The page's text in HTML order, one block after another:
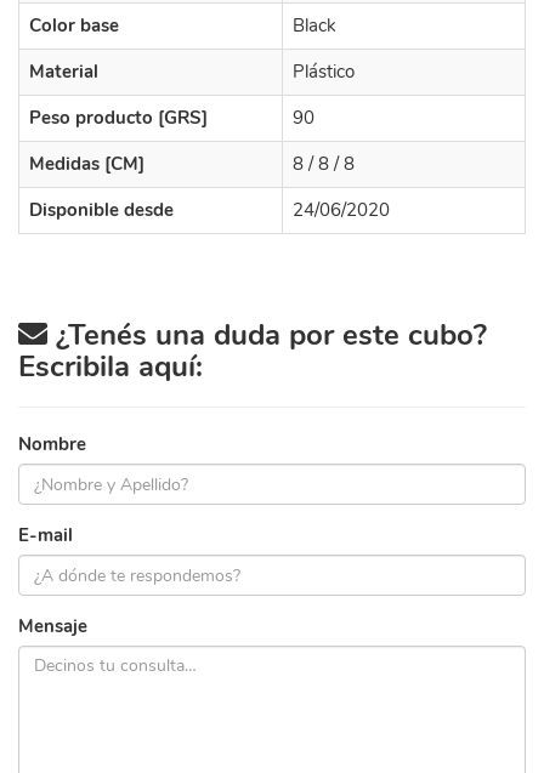
Color base
Black
Material
Plástico
Peso producto [GRS]
90
Medidas [CM]
8 / 8 / 8
Disponible desde
24/06/2020
¿Tenés una duda por este cubo?
Escribila aquí:
Nombre
E-mail
Mensaje